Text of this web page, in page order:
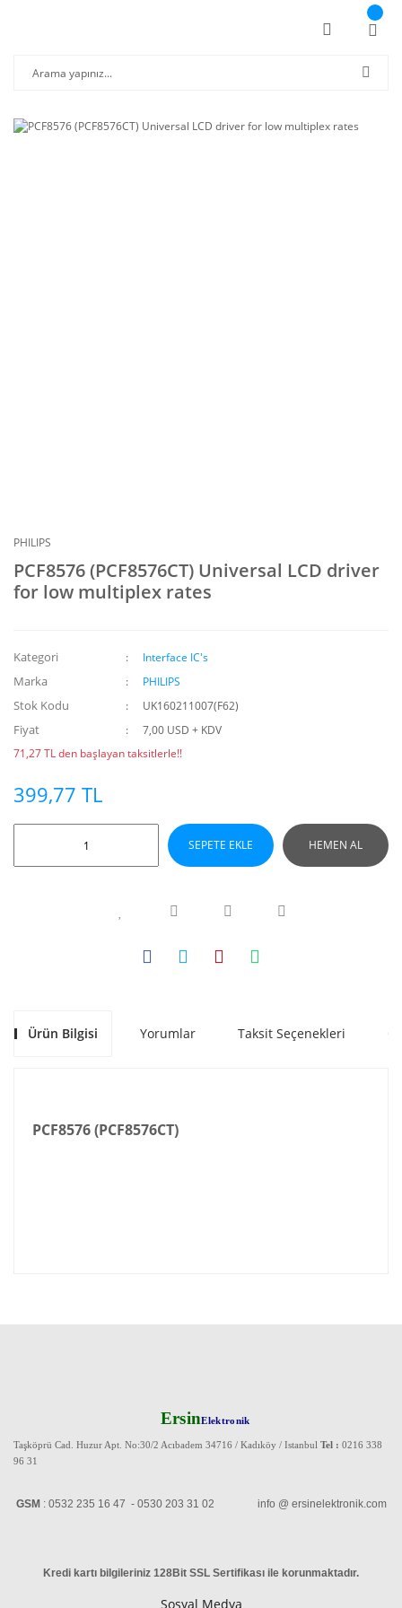
PHILIPS
PCF8576 (PCF8576CT) Universal LCD driver
for low multiplex rates
Kategori Interface IC's
Marka PHILIPS
Stok Kodu UK160211007(F62)
Fiyat
7,00 USD + KDV
71,27 TL den başlayan taksitlerle!!
399,77 TL
SEPETE EKLE HEMEN AL
Ürün Bilgisi Yorumlar Taksit Seçenekleri
PCF8576 (PCF8576CT)
ErsinElektronik
Taşköprü Cad. Huzur Apt. No:30/2 Acıbadem 34716 / Kadıköy / Istanbul Tel : 0216 338
96 31
GSM : 0532 235 16 47 - 0530 203 31 02 info @ ersinelektronik.com
Kredi kartı bilgileriniz 128Bit SSL Sertifikası ile korunmaktadır.
Sosyal Medya